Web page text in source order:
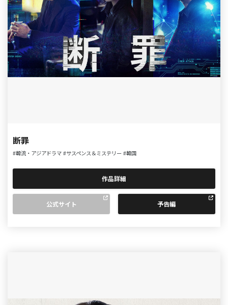
断罪
#韓流・アジアドラマ #サスペンス＆ミステリー #韓国
作品詳細
公式サイト 予告編